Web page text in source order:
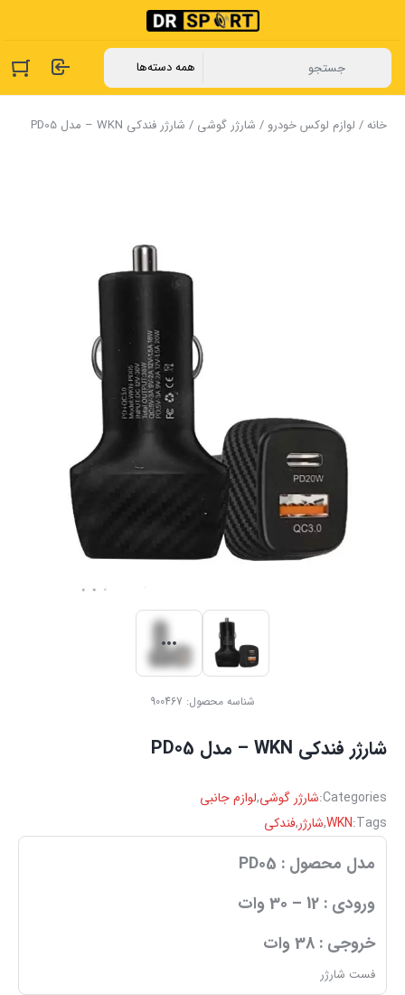
خانه/ لوازم لوکس خودرو / شارژر گوشی / شارژر فندکی WKN – مدل PD05
شناسه محصول: 900467
شارژر فندکی WKN – مدل PD05
Categories: شارژر گوشی,لوازم جانبی
Tags:
WKN
,شارژر,فندکی
مدل محصول : PD05
ورودی : 12 – 30 وات
خروجی : 38 وات
فست شارژر